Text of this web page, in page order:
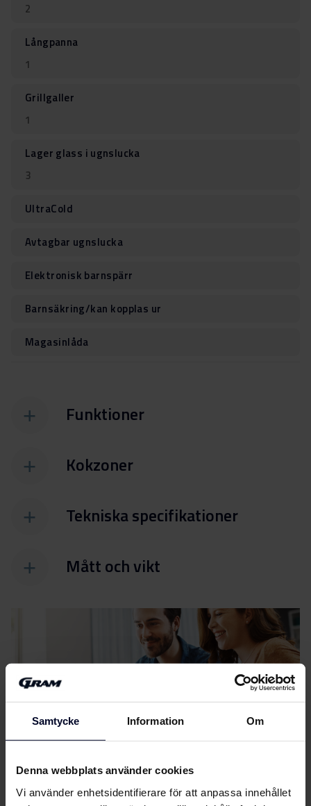
Samtycke Information Om
Denna webbplats använder cookies
Vi använder enhetsidentifierare för att anpassa innehållet
2
Långpanna
1
Grillgaller
1
Lager glass i ugnslucka
3
UltraCold
Avtagbar ugnslucka
Elektronisk barnspärr
Barnsäkring/kan kopplas ur
Magasinlåda
Funktioner
Kokzoner
Tekniska specifikationer
Mått och vikt
Filerladda ner
Energimärkning
Energimärkning Ladda ner